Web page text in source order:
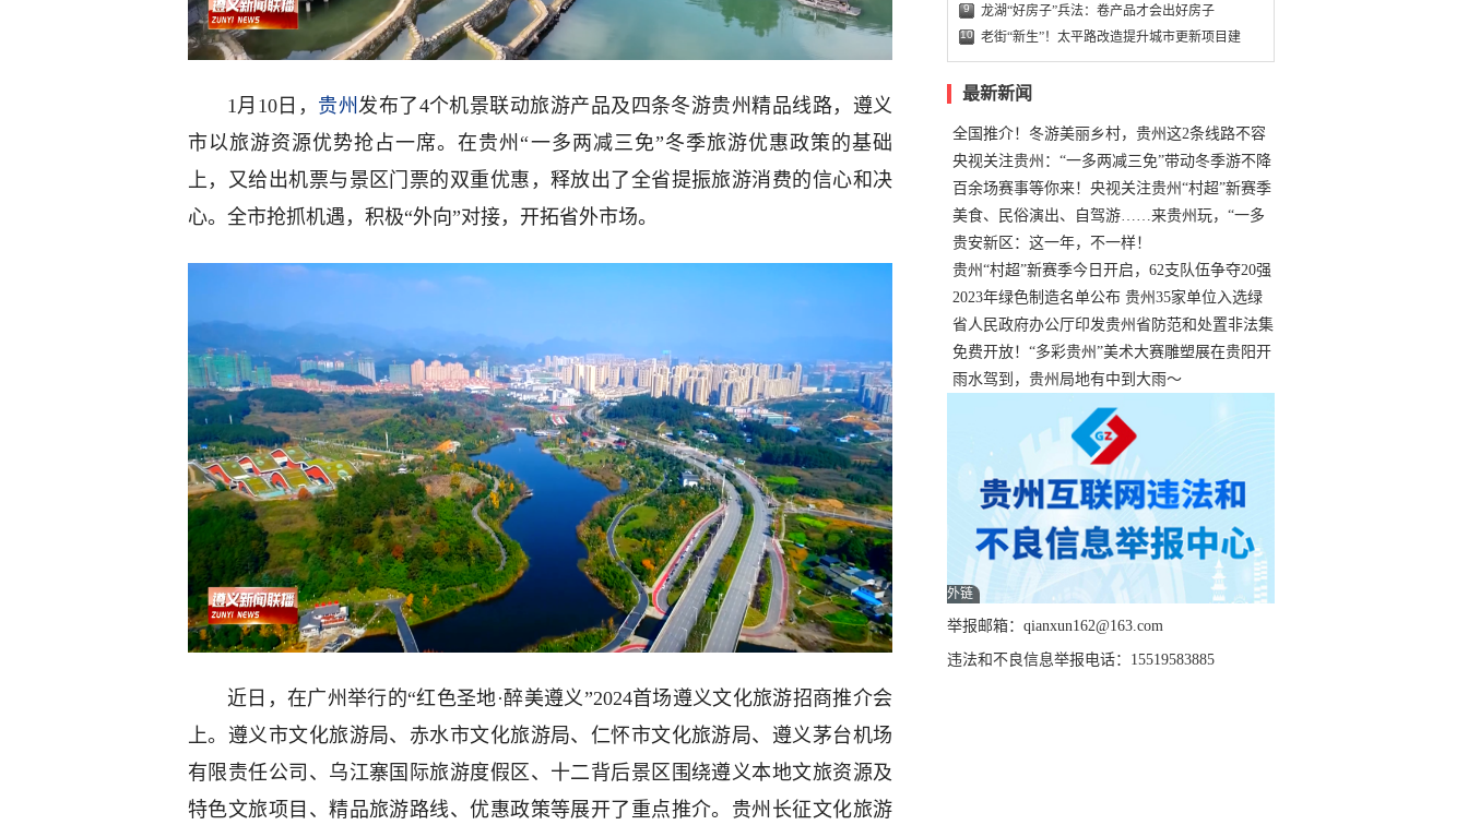
1月10日， 贵州 发布了4个机景联动旅游产品及四条冬游贵州精品线路，遵义
市以旅游资源优势抢占一席。在贵州“一多两减三免”冬季旅游优惠政策的基础
上，又给出机票与景区门票的双重优惠，释放出了全省提振旅游消费的信心和决
心。全市抢抓机遇，积极“外向”对接，开拓省外市场。
近日，在广州举行的“红色圣地·醉美遵义”2024首场遵义文化旅游招商推介会
上。遵义市文化旅游局、赤水市文化旅游局、仁怀市文化旅游局、遵义茅台机场
有限责任公司、乌江寨国际旅游度假区、十二背后景区围绕遵义本地文旅资源及
特色文旅项目、精品旅游路线、优惠政策等展开了重点推介。贵州长征文化旅游
9 龙湖“好房子”兵法：卷产品才会出好房子
10 老街“新生”！太平路改造提升城市更新项目建
最新新闻
全国推介！冬游美丽乡村，贵州这2条线路不容
错过
央视关注贵州：“一多两减三免”带动冬季游不降
温
百余场赛事等你来！央视关注贵州“村超”新赛季
正式“打响”
美食、民俗演出、自驾游……来贵州玩，“一多
两减三免”！
贵安新区：这一年，不一样！
贵州“村超”新赛季今日开启，62支队伍争夺20强
名额
2023年绿色制造名单公布 贵州35家单位入选绿
色工厂
省人民政府办公厅印发贵州省防范和处置非法集
资工作实施细则
免费开放！“多彩贵州”美术大赛雕塑展在贵阳开
展，持续至1月19日
雨水驾到，贵州局地有中到大雨～
外链
举报邮箱：qianxun162@163.com
违法和不良信息举报电话：15519583885